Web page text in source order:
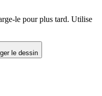
le pour plus tard. Utilise
le dessin